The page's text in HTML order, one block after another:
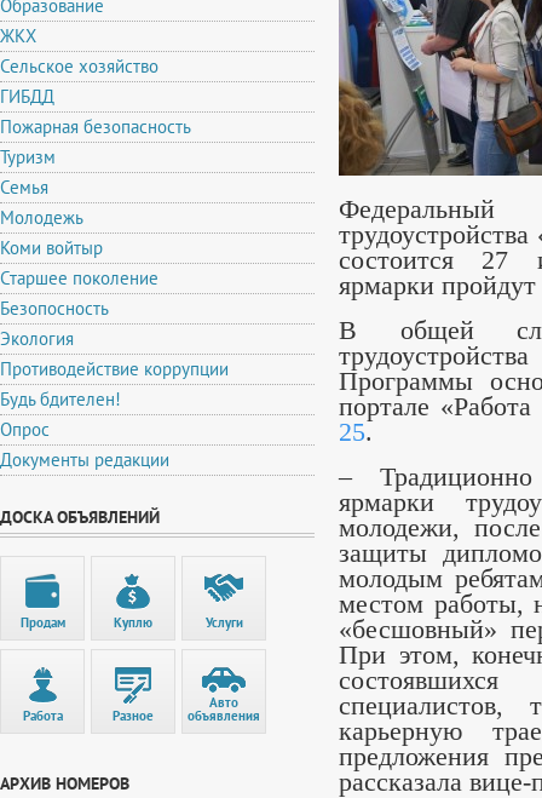
Образование
ЖКХ
Сельское хозяйство
ГИБДД
Пожарная безопасность
Туризм
Семья
Молодежь
Коми войтыр
Старшее поколение
Безопосность
Экология
Противодействие коррупции
Будь бдителен!
Опрос
Документы редакции
ДОСКА ОБЪЯВЛЕНИЙ
Продам Куплю Услуги
Работа Разное
Авто
объявления
АРХИВ НОМЕРОВ
состоится 27
ярмарки
В общей
Программы
портале
25.
–
ярмарки
молодежи,
защиты
молодым
местом работы,
«бесшовный»
При этом,
карьерную
предложения
рассказала